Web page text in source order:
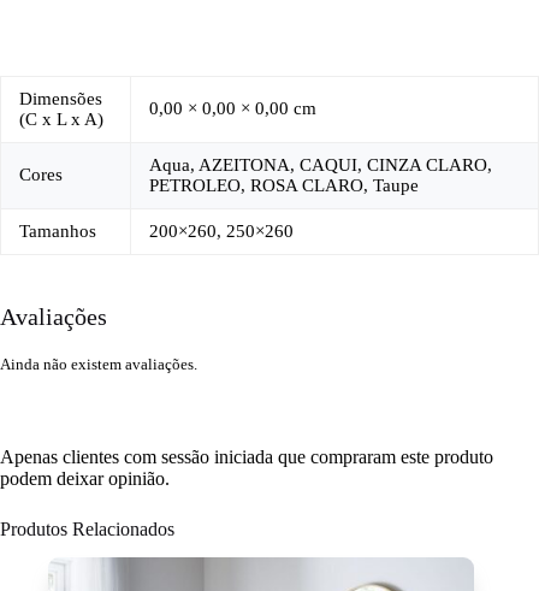
Dimensões
(C x L x A)
0,00 × 0,00 × 0,00 cm
Cores
Aqua, AZEITONA, CAQUI, CINZA CLARO,
PETROLEO, ROSA CLARO, Taupe
Tamanhos 200×260, 250×260
Avaliações
Ainda não existem avaliações.
Apenas clientes com sessão iniciada que compraram este produto
podem deixar opinião.
Produtos Relacionados